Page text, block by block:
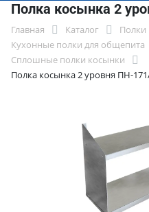
Полка косынка 2
Главная Каталог
Полки
Кухонные полки для общепита
Сплошные полки косынки
Полка косынка 2 уровня ПН-